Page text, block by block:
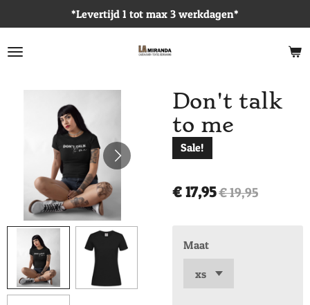
direct
naar
*Levertijd 1 tot max 3 werkdagen*
Don't talk
to me
Sale!
€ 17,95€ 19,95
Maat